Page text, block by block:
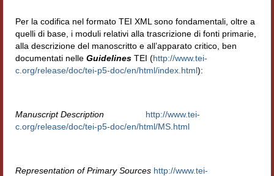
Per la codifica nel formato TEI XML sono fondamentali, oltre a
quelli di base, i moduli relativi alla trascrizione di fonti primarie,
alla descrizione del manoscritto e all’apparato critico, ben
documentati nelle Guidelines TEI (http://www.tei-
c.org/release/doc/tei-p5-doc/en/html/index.html):
Manuscript Description
http://www.tei-
c.org/release/doc/tei-p5-doc/en/html/MS.html
Representation of Primary Sources http://www.tei-